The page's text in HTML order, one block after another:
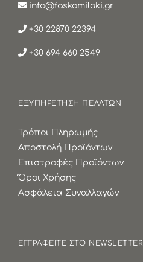
info@faskomilaki.gr
+30 22870 22394
+30 694 660 2549
ΕΞΥΠΗΡΕΤΗΣΗ ΠΕΛΑΤΩΝ
Τρόποι Πληρωμής
Αποστολή Προϊόντων
Επιστροφές Προϊόντων
Όροι Χρήσης
Ασφάλεια Συναλλαγών
ΕΓΓΡΑΦΕΙΤΕ ΣΤΟ NEWSLETTER